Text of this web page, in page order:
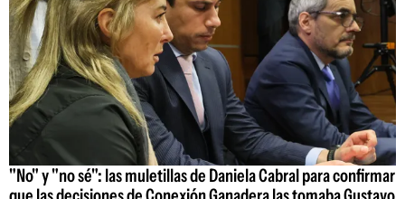
"No" y "no sé": las muletillas de Daniela Cabral para confirmar